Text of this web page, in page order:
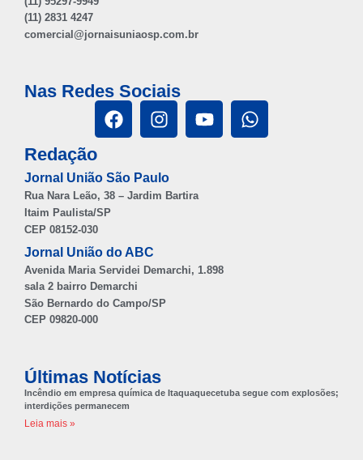
(11) 2831 4247
comercial@jornaisuniaosp.com.br
Nas Redes Sociais
Redação
Jornal União São Paulo
Rua Nara Leão, 38 – Jardim Bartira
Itaim Paulista/SP
CEP 08152-030
Jornal União do ABC
Avenida Maria Servidei Demarchi, 1.898
sala 2 bairro Demarchi
São Bernardo do Campo/SP
CEP 09820-000
Últimas Notícias
Incêndio em empresa química de Itaquaquecetuba segue com explosões;
interdições permanecem
Leia mais »